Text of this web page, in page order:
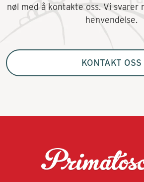
nøl med å kontakte oss. Vi svarer
henvendelse.
KONTAKT OSS